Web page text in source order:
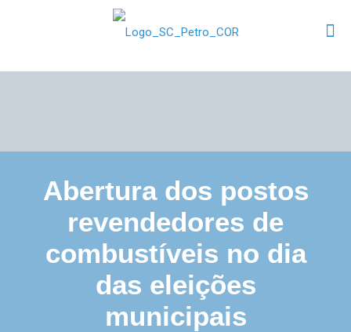
Abertura dos postos
revendedores de
combustíveis no dia
das eleições
municipais